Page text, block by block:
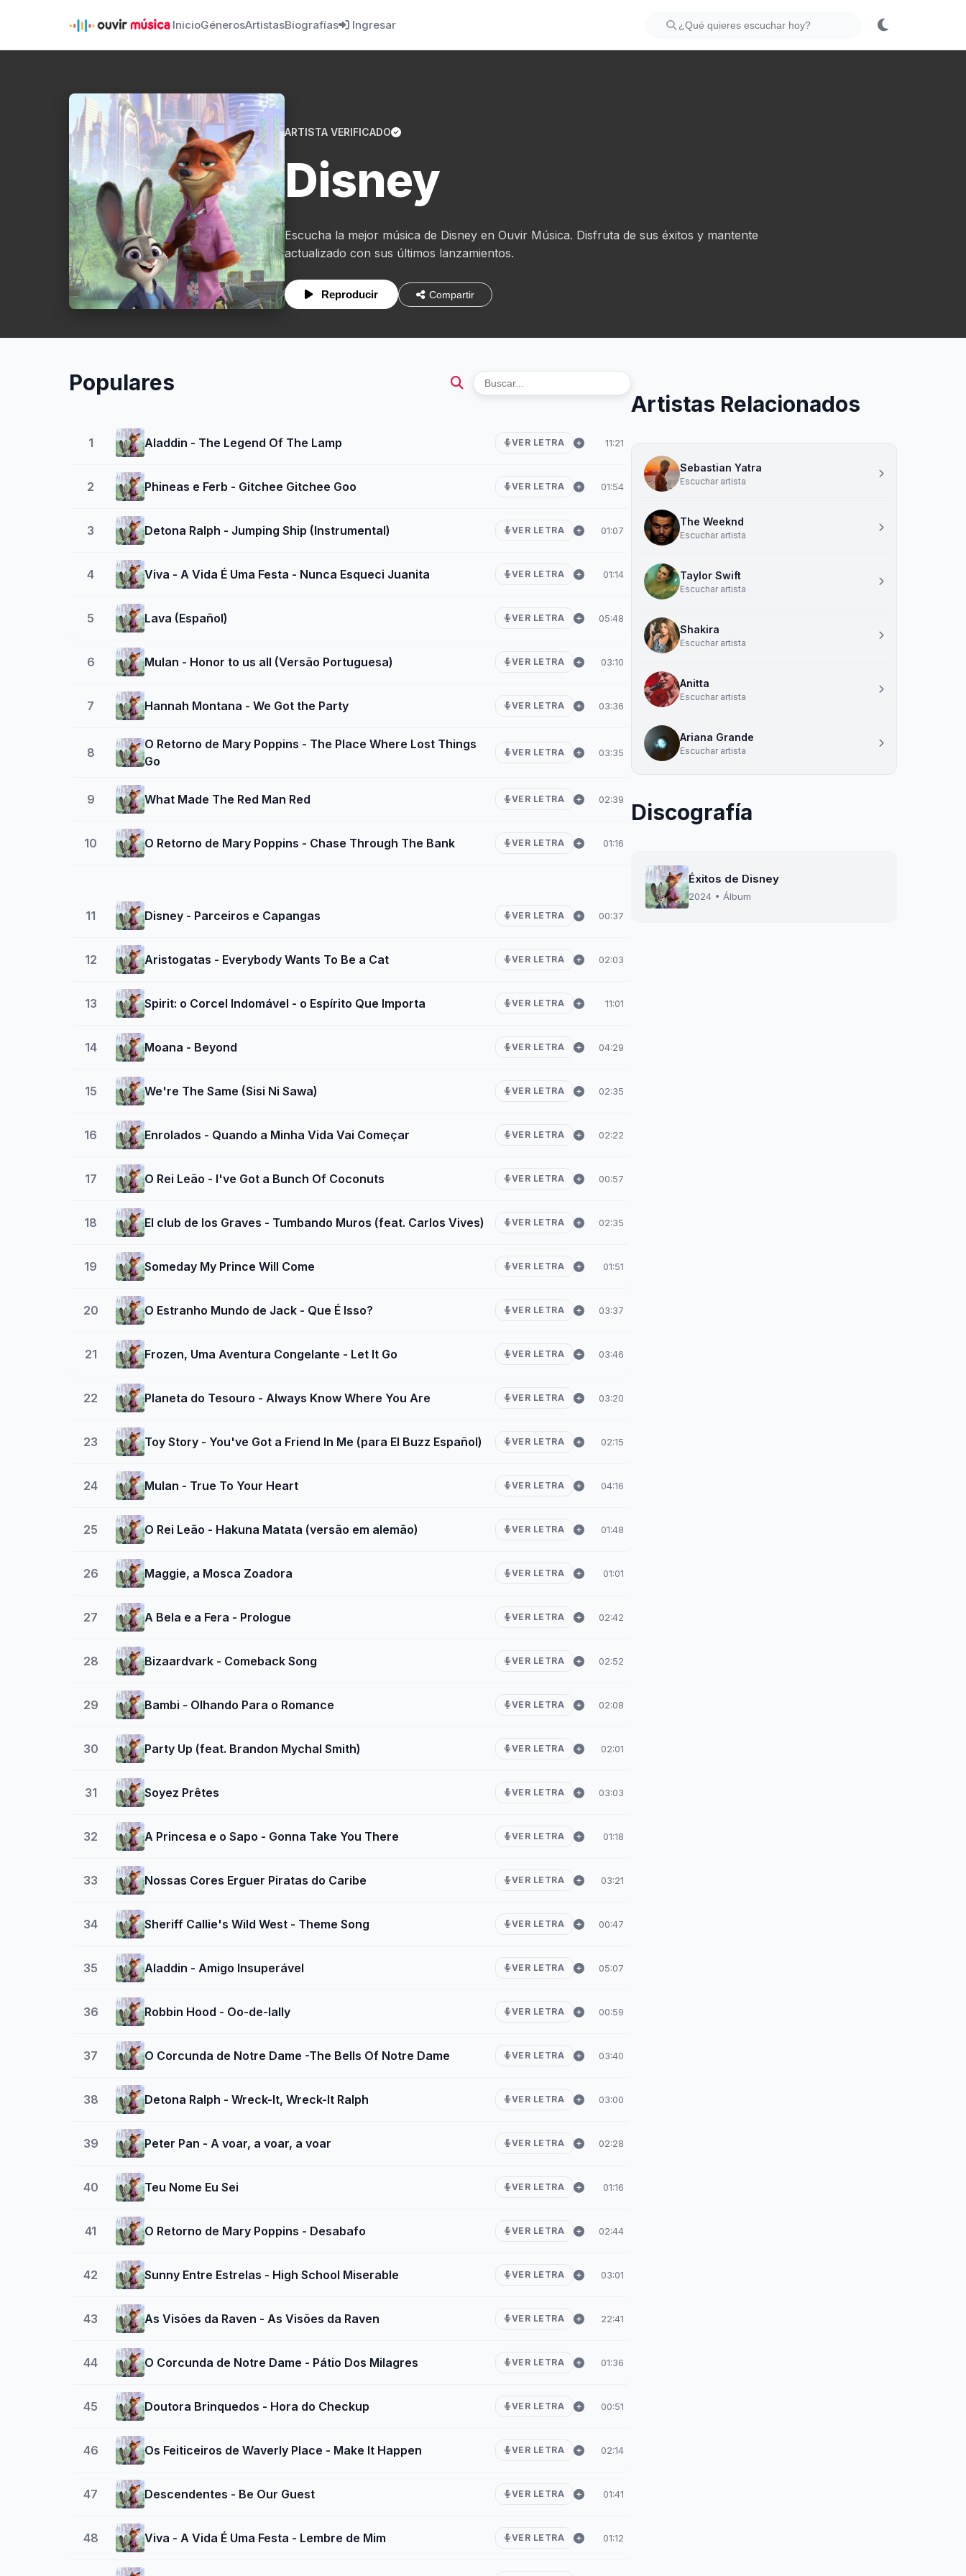
InicioGénerosArtistasBiografías Ingresar
ARTISTA VERIFICADO
Disney
Escucha la mejor música de Disney en Ouvir Música. Disfruta de sus éxitos y mantente
actualizado con sus últimos lanzamientos.
Reproducir Compartir
Populares
1 Aladdin - The Legend Of The Lamp VER LETRA 11:21
2 Phineas e Ferb - Gitchee Gitchee Goo VER LETRA 01:54
3 Detona Ralph - Jumping Ship (Instrumental) VER LETRA 01:07
4 Viva - A Vida É Uma Festa - Nunca Esqueci Juanita VER LETRA 01:14
5 Lava (Español) VER LETRA 05:48
6 Mulan - Honor to us all (Versão Portuguesa) VER LETRA 03:10
7 Hannah Montana - We Got the Party VER LETRA 03:36
8
O Retorno de Mary Poppins - The Place Where Lost Things
Go
VER LETRA 03:35
9 What Made The Red Man Red VER LETRA 02:39
10 O Retorno de Mary Poppins - Chase Through The Bank VER LETRA 01:16
11 Disney - Parceiros e Capangas VER LETRA 00:37
12 Aristogatas - Everybody Wants To Be a Cat VER LETRA 02:03
13 Spirit: o Corcel Indomável - o Espírito Que Importa VER LETRA 11:01
14 Moana - Beyond VER LETRA 04:29
15 We're The Same (Sisi Ni Sawa) VER LETRA 02:35
16 Enrolados - Quando a Minha Vida Vai Começar VER LETRA 02:22
17 O Rei Leão - I've Got a Bunch Of Coconuts VER LETRA 00:57
18 El club de los Graves - Tumbando Muros (feat. Carlos Vives) VER LETRA 02:35
19 Someday My Prince Will Come VER LETRA 01:51
20 O Estranho Mundo de Jack - Que É Isso? VER LETRA 03:37
21 Frozen, Uma Aventura Congelante - Let It Go VER LETRA 03:46
22 Planeta do Tesouro - Always Know Where You Are VER LETRA 03:20
23 Toy Story - You've Got a Friend In Me (para El Buzz Español) VER LETRA 02:15
24 Mulan - True To Your Heart VER LETRA 04:16
25 O Rei Leão - Hakuna Matata (versão em alemão) VER LETRA 01:48
26 Maggie, a Mosca Zoadora VER LETRA 01:01
27 A Bela e a Fera - Prologue VER LETRA 02:42
28 Bizaardvark - Comeback Song VER LETRA 02:52
29 Bambi - Olhando Para o Romance VER LETRA 02:08
30 Party Up (feat. Brandon Mychal Smith) VER LETRA 02:01
31 Soyez Prêtes VER LETRA 03:03
32 A Princesa e o Sapo - Gonna Take You There VER LETRA 01:18
33 Nossas Cores Erguer Piratas do Caribe VER LETRA 03:21
34 Sheriff Callie's Wild West - Theme Song VER LETRA 00:47
35 Aladdin - Amigo Insuperável VER LETRA 05:07
36 Robbin Hood - Oo-de-lally VER LETRA 00:59
37 O Corcunda de Notre Dame -The Bells Of Notre Dame VER LETRA 03:40
38 Detona Ralph - Wreck-It, Wreck-It Ralph VER LETRA 03:00
39 Peter Pan - A voar, a voar, a voar VER LETRA 02:28
40 Teu Nome Eu Sei VER LETRA 01:16
41 O Retorno de Mary Poppins - Desabafo VER LETRA 02:44
42 Sunny Entre Estrelas - High School Miserable VER LETRA 03:01
43 As Visões da Raven - As Visões da Raven VER LETRA 22:41
44 O Corcunda de Notre Dame - Pátio Dos Milagres VER LETRA 01:36
45 Doutora Brinquedos - Hora do Checkup VER LETRA 00:51
46 Os Feiticeiros de Waverly Place - Make It Happen VER LETRA 02:14
47 Descendentes - Be Our Guest VER LETRA 01:41
48 Viva - A Vida É Uma Festa - Lembre de Mim VER LETRA 01:12
Artistas Relacionados
Sebastian Yatra
Escuchar artista
The Weeknd
Escuchar artista
Taylor Swift
Escuchar artista
Shakira
Escuchar artista
Anitta
Escuchar artista
Ariana Grande
Escuchar artista
Discografía
Éxitos de Disney
2024 • Álbum